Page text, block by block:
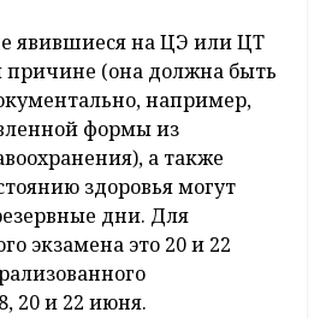
явившиеся на ЦЭ или ЦТ
причине (она должна быть
например,
формы из
а также
здоровья могут
дни. Для
экзамена это 20 и 22
20 и 22 июня.